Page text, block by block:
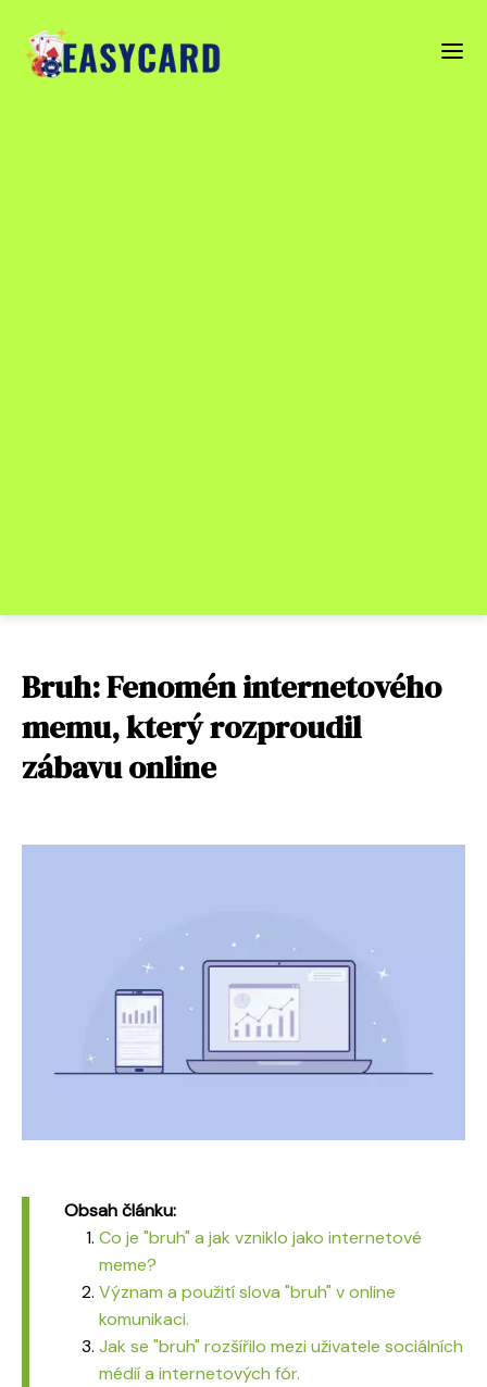
Bruh: Fenomén internetového
memu, který rozproudil
zábavu online
Obsah článku:
Co je "bruh" a jak vzniklo jako internetové
meme?
Význam a použití slova "bruh" v online
komunikaci.
Jak se "bruh" rozšířilo mezi uživatele sociálních
médií a internetových fór.